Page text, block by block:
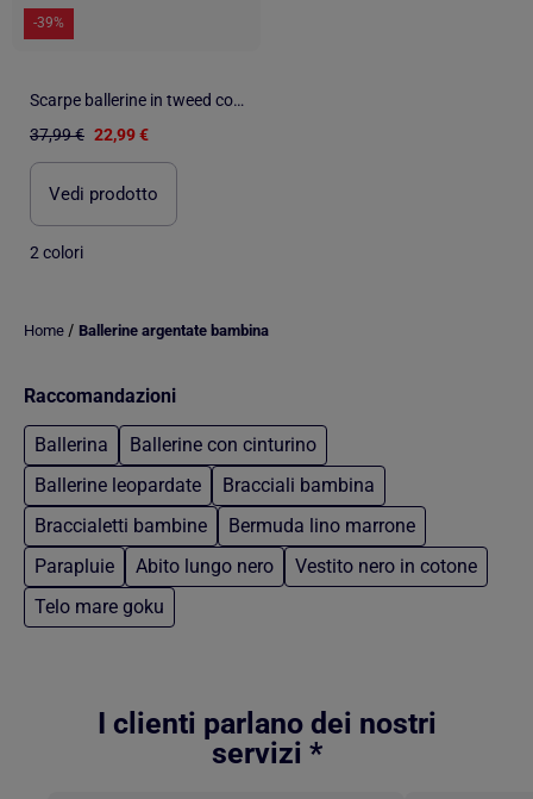
-39%
Scarpe ballerine in tweed con cinturino
37,99 € 22,99 €
Vedi prodotto
2 colori
Home / Ballerine argentate bambina
Raccomandazioni
Ballerina
Ballerine con cinturino
Ballerine leopardate
Bracciali bambina
Braccialetti bambine
Bermuda lino marrone
Parapluie
Abito lungo nero
Vestito nero in cotone
Telo mare goku
I clienti parlano dei nostri
servizi *